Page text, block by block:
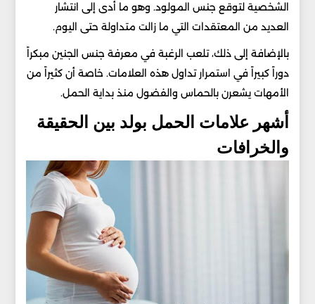
الشخصية لتوقع جنس المولود. وهو ما أدى إلى انتشار
العديد من المعتقدات التي ما زالت متداولة حتى اليوم.
بالإضافة إلى ذلك، تلعب الرغبة في معرفة جنس الجنين مبكراً
دوراً كبيراً في استمرار تداول هذه العلامات. خاصة أن كثيراً من
الأمهات يشعرن بالحماس والفضول منذ بداية الحمل.
أشهر علامات الحمل بولد بين الحقيقة
والخرافات